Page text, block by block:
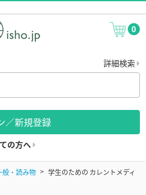
0
詳細検索
／新規登録
の方へ
般・読み物
学生のための カレントメディ